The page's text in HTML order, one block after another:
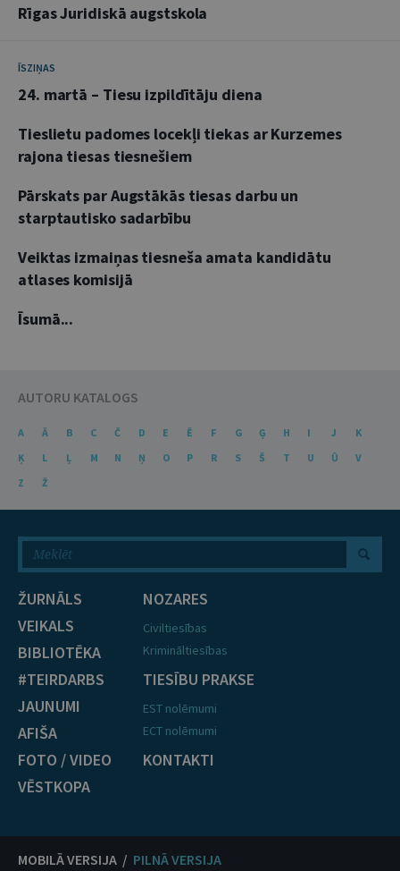
Rīgas Juridiskā augstskola
ĪSZIŅAS
24. martā – Tiesu izpildītāju diena
Tieslietu padomes locekļi tiekas ar Kurzemes
rajona tiesas tiesnešiem
Pārskats par Augstākās tiesas darbu un
starptautisko sadarbību
Veiktas izmaiņas tiesneša amata kandidātu
atlases komisijā
Īsumā...
AUTORU KATALOGS
A Ā B C Č D E Ē F G Ģ H I J
K
Ķ
L Ļ M N Ņ O P R S Š T U Ū
V
Z
Ž
ŽURNĀLS
VEIKALS
BIBLIOTĒKA
#TEIRDARBS
JAUNUMI
AFIŠA
FOTO / VIDEO
VĒSTKOPA
NOZARES
Civiltiesības
Krimināltiesības
TIESĪBU PRAKSE
EST nolēmumi
ECT nolēmumi
KONTAKTI
MOBILĀ VERSIJA / PILNĀ VERSIJA